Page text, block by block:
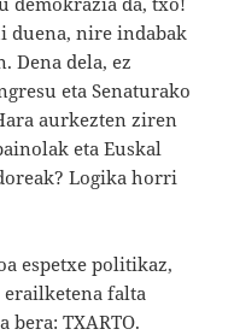
duena, nire indabak
Dena dela, ez
eta Senaturako
aurkezten ziren
eta Euskal
Logika horri
espetxe politikaz,
falta
bera: TXARTO.